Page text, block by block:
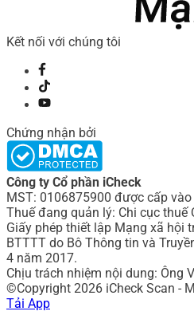
Kết nối với chúng tôi
Chứng nhận bởi
Công ty Cổ phần iCheck
MST: 0106875900 được cấp
Thuế đang quản lý: Chi cục thuế
Giấy phép thiết lập Mạng xã hội
BTTTT do Bô Thông tin và
4 năm 2017.
Chịu trách nhiệm nội dung: Ông
©Copyright 2026 iCheck Scan -
Tải App